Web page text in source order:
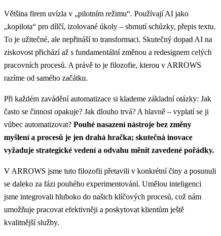
Většina firem uvízla v „pilotním režimu“. Používají AI jako
„kopilota“ pro dílčí, izolované úkoly – shrnutí schůzky, přepis textu.
To je užitečné, ale nepřináší to transformaci. Skutečný dopad AI na
ziskovost přichází až s fundamentální změnou a redesignem celých
pracovních procesů. A právě to je filozofie, kterou v ARROWS
razíme od samého začátku.
Při každém zavádění automatizace si klademe základní otázky: Jak
často se činnost opakuje? Jak dlouho trvá? A hlavně – vyplatí se ji
vůbec automatizovat? Pouhé nasazení nástroje bez změny
myšlení a procesů je jen drahá hračka; skutečná inovace
vyžaduje strategické vedení a odvahu měnit zavedené pořádky.
V ARROWS jsme tuto filozofii přetavili v konkrétní činy a posunuli
se daleko za fázi pouhého experimentování. Umělou inteligenci
jsme integrovali hluboko do našich klíčových procesů, což nám
umožňuje pracovat efektivněji a poskytovat klientům ještě
kvalitnější služby.